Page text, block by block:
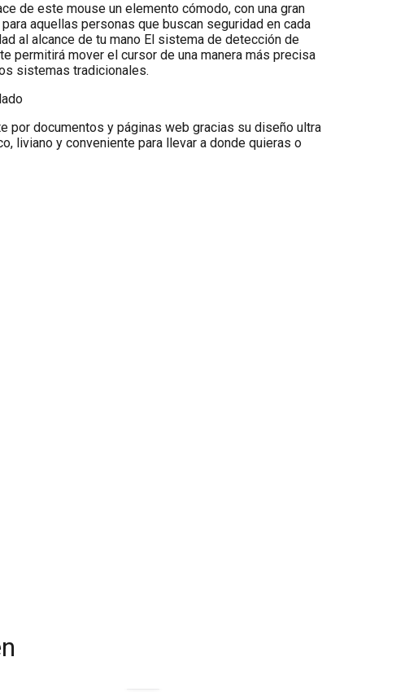
de este mouse un elemento cómodo, con una gran
aquellas personas que buscan seguridad en cada
al alcance de tu mano El sistema de detección de
permitirá mover el cursor de una manera más precisa
sistemas tradicionales.
por documentos y páginas web gracias su diseño ultra
liviano y conveniente para llevar a donde quieras o